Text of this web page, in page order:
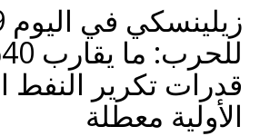
قدرات تكرير النفط
الأولية معطلة